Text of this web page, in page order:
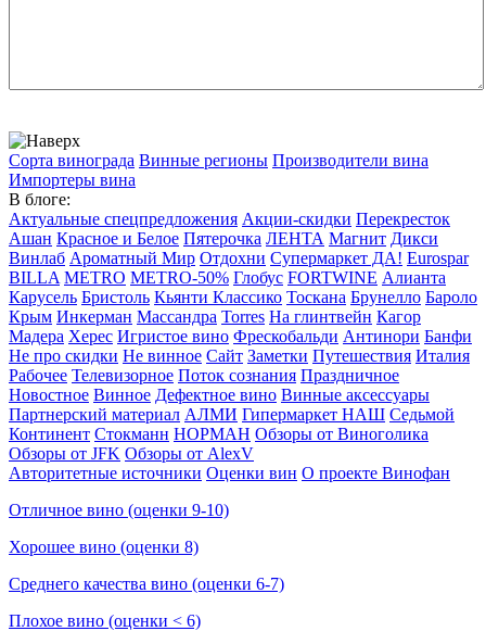
Сорта винограда Винные регионы Производители вина
Импортеры вина
В блоге:
Актуальные спецпредложения Акции-скидки Перекресток
Ашан Красное и Белое Пятерочка ЛЕНТА Магнит Дикси
Винлаб Ароматный Мир Отдохни Супермаркет ДА! Eurospar
BILLA METRO METRO-50% Глобус FORTWINE Алианта
Карусель Бристоль Кьянти Классико Тоскана Брунелло Бароло
Крым Инкерман Массандра Torres На глинтвейн Кагор
Мадера Херес Игристое вино Фрескобальди Антинори Банфи
Не про скидки Не винное Сайт Заметки Путешествия Италия
Рабочее Телевизорное Поток сознания Праздничное
Новостное Винное Дефектное вино Винные аксессуары
Партнерский материал АЛМИ Гипермаркет НАШ Седьмой
Континент Стокманн НОРМАН Обзоры от Виноголика
Обзоры от JFK Обзоры от AlexV
Авторитетные источники Оценки вин О проекте Винофан
Отличное вино (оценки 9-10)
Хорошее вино (оценки 8)
Среднего качества вино (оценки 6-7)
Плохое вино (оценки < 6)